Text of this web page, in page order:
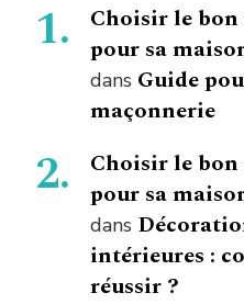
Choisir le bon
pour sa
dans Guide
maçonnerie
Choisir le bon
pour sa
dans
intérieures :
réussir ?